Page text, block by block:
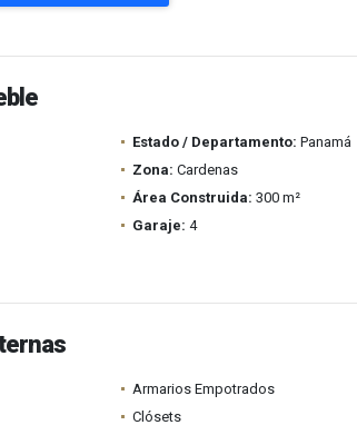
Estado / Departamento: Panamá
Zona: Cardenas
Área Construida: 300 m²
Garaje: 4
Armarios Empotrados
Clósets